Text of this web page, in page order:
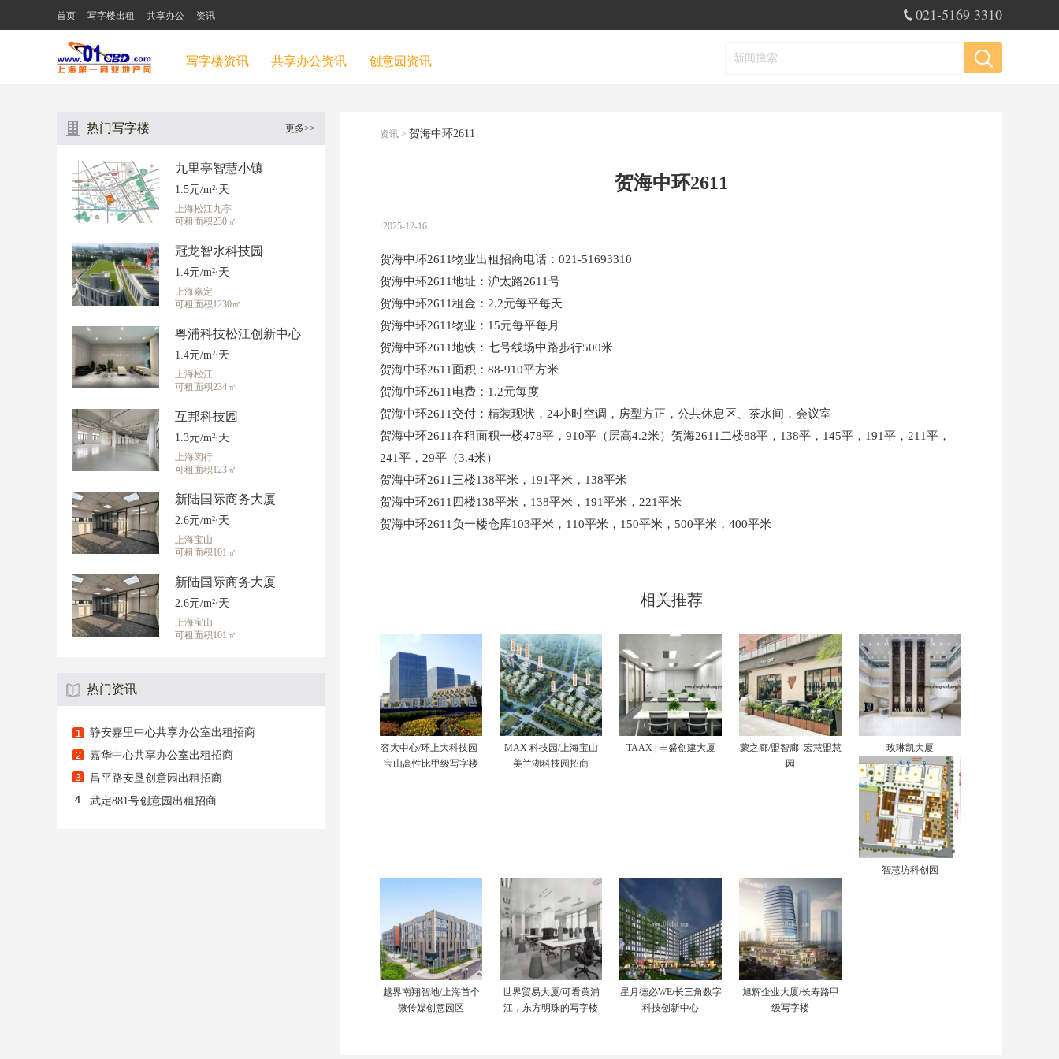
首页 写字楼出租 共享办公 资讯 021-5169 3310
写字楼资讯 共享办公资讯 创意园资讯
热门写字楼 更多>>
九里亭智慧小镇
1.5元/m²⋅天
上海松江九亭
可租面积230㎡
冠龙智水科技园
1.4元/m²⋅天
上海嘉定
可租面积1230㎡
粤浦科技松江创新中心
1.4元/m²⋅天
上海松江
可租面积234㎡
互邦科技园
1.3元/m²⋅天
上海闵行
可租面积123㎡
新陆国际商务大厦
2.6元/m²⋅天
上海宝山
可租面积101㎡
新陆国际商务大厦
2.6元/m²⋅天
上海宝山
可租面积101㎡
热门资讯
静安嘉里中心共享办公室出租招商
嘉华中心共享办公室出租招商
昌平路安垦创意园出租招商
武定881号创意园出租招商
资讯 > 贺海中环2611
贺海中环2611
·2025-12-16
贺海中环2611物业出租招商电话：021-51693310
贺海中环2611地址：沪太路2611号
贺海中环2611租金：2.2元每平每天
贺海中环2611物业：15元每平每月
贺海中环2611地铁：七号线场中路步行500米
贺海中环2611面积：88-910平方米
贺海中环2611电费：1.2元每度
贺海中环2611交付：精装现状，24小时空调，房型方正，公共休息区、茶水间，会议室
贺海中环2611在租面积一楼478平，910平（层高4.2米）贺海2611二楼88平，138平，145平，191平，211平，
241平，29平（3.4米）
贺海中环2611三楼138平米，191平米，138平米
贺海中环2611四楼138平米，138平米，191平米，221平米
贺海中环2611负一楼仓库103平米，110平米，150平米，500平米，400平米
相关推荐
容大中心/环上大科技园_
宝山高性比甲级写字楼
MAX 科技园/上海宝山
美兰湖科技园招商
TAAX | 丰盛创建大厦
蒙之廊/盟智廊_宏慧盟慧
园
玫琳凯大厦
智慧坊科创园
越界南翔智地/上海首个
微传媒创意园区
世界贸易大厦/可看黄浦
江，东方明珠的写字楼
星月德必WE/长三角数字
科技创新中心
旭辉企业大厦/长寿路甲
级写字楼